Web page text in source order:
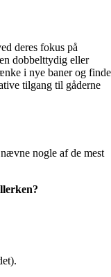
deres fokus på
dobbelttydig eller
i nye baner og finde
tilgang til gåderne
nogle af de mest